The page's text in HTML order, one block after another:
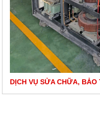
DỊCH VỤ SỬA CHỮA, BẢO